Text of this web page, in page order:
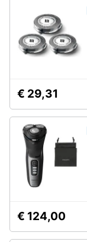
Migliori
prodotti
beauty
Miglior
Miglior
shampoo
Miglior
spazzolino
elettrico
Miglior
regolabarba
€ 29,31
€ 124,00